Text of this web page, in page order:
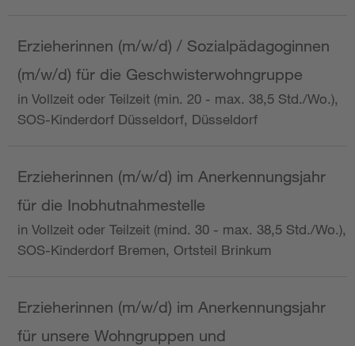
Erzieherinnen (m/w/d) / Sozialpädagoginnen
(m/w/d) für die Geschwisterwohngruppe
in Vollzeit oder Teilzeit (min. 20 - max. 38,5 Std./Wo.),
SOS-Kinderdorf Düsseldorf, Düsseldorf
Erzieherinnen (m/w/d) im Anerkennungsjahr
für die Inobhutnahmestelle
in Vollzeit oder Teilzeit (mind. 30 - max. 38,5 Std./Wo.),
SOS-Kinderdorf Bremen, Ortsteil Brinkum
Erzieherinnen (m/w/d) im Anerkennungsjahr
für unsere Wohngruppen und